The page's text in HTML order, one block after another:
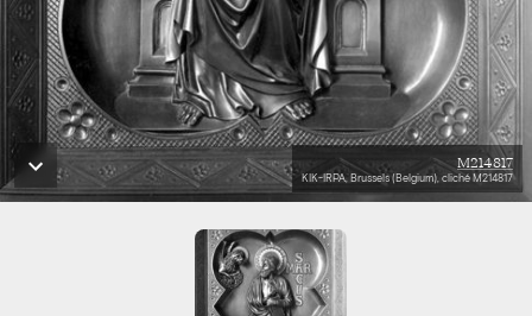
M214817
KIK-IRPA, Brussels (Belgium), cliché M214817